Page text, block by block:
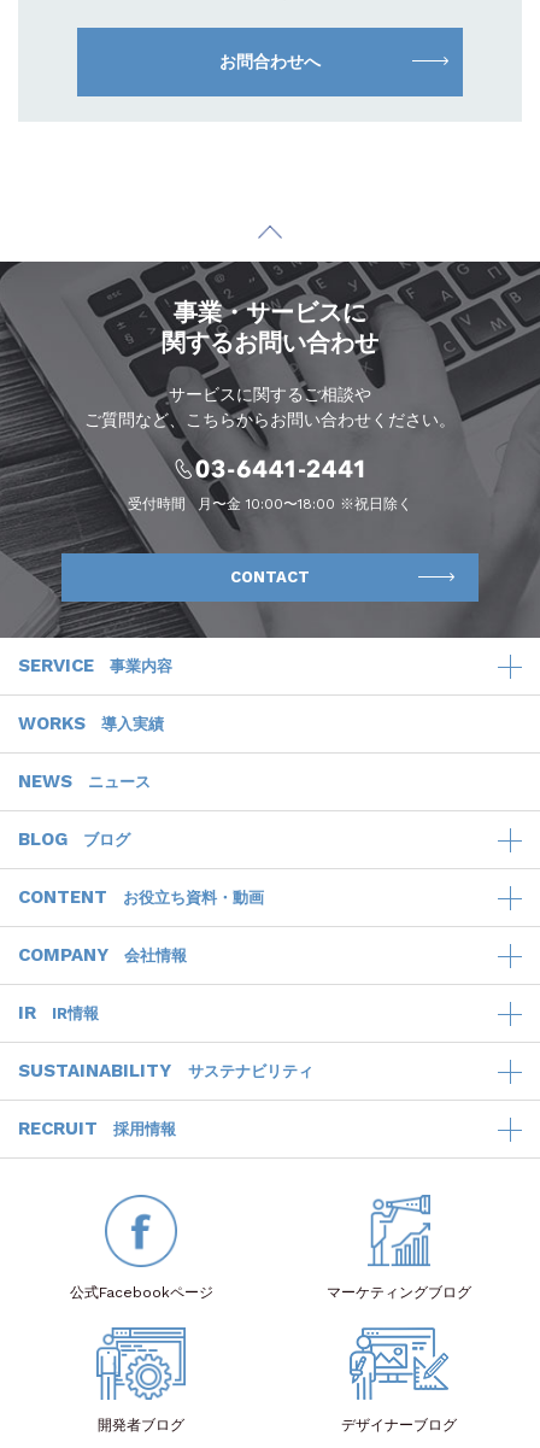
お問合わせへ
事業・サービスに
関するお問い合わせ
サービスに関するご相談や
ご質問など、こちらからお問い合わせください。
受付時間 月〜金 10:00〜18:00 ※祝日除く
CONTACT
SERVICE 事業内容
WORKS 導入実績
NEWS ニュース
BLOG ブログ
CONTENT お役立ち資料・動画
COMPANY 会社情報
IR IR情報
SUSTAINABILITY サステナビリティ
RECRUIT 採用情報
公式Facebookページ マーケティングブログ
開発者ブログ デザイナーブログ